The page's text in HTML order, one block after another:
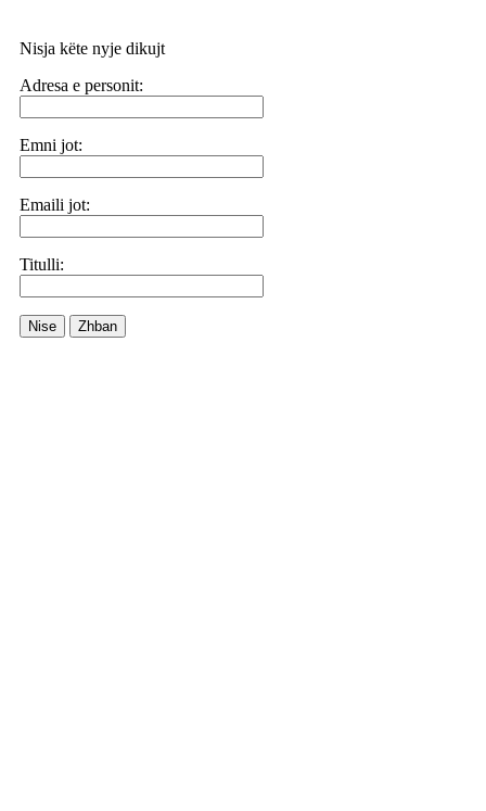
Nisja këte nyje dikujt
Adresa e personit:
Emni jot:
Emaili jot:
Titulli:
Nise Zhban